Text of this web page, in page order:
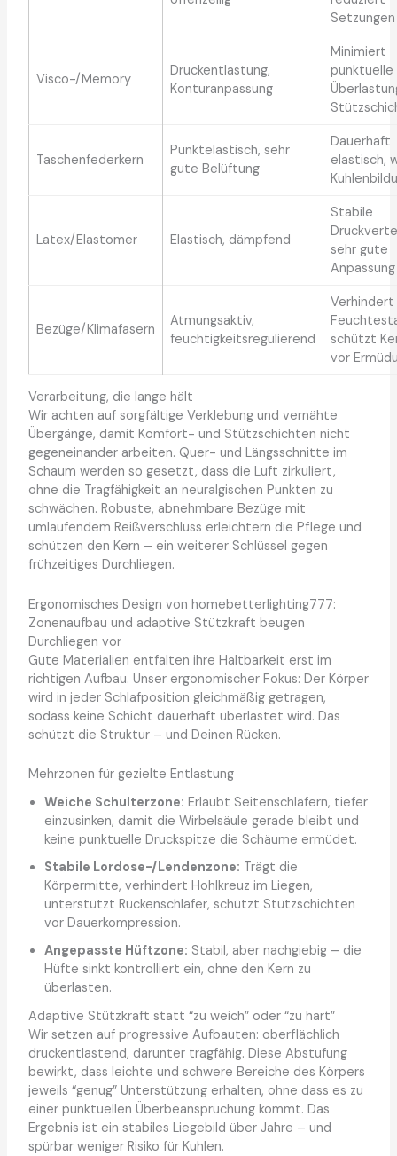
Setzungen
Visco-/Memory
Druckentlastung,
Konturanpassung
Minimiert
punktuelle
Taschenfederkern
Punktelastisch, sehr
gute Belüftung
Dauerhaft
elastisch,
Latex/Elastomer Elastisch, dämpfend
Stabile
sehr gute
Anpassung
Bezüge/Klimafasern
Atmungsaktiv,
feuchtigkeitsregulierend
Verhindert
schützt
vor
Verarbeitung, die lange hält
Wir achten auf sorgfältige Verklebung und vernähte
Übergänge, damit Komfort- und Stützschichten nicht
gegeneinander arbeiten. Quer- und Längsschnitte im
Schaum werden so gesetzt, dass die Luft zirkuliert,
ohne die Tragfähigkeit an neuralgischen Punkten zu
schwächen. Robuste, abnehmbare Bezüge mit
umlaufendem Reißverschluss erleichtern die Pflege und
schützen den Kern – ein weiterer Schlüssel gegen
frühzeitiges Durchliegen.
Ergonomisches Design von homebetterlighting777:
Zonenaufbau und adaptive Stützkraft beugen
Durchliegen vor
Gute Materialien entfalten ihre Haltbarkeit erst im
richtigen Aufbau. Unser ergonomischer Fokus: Der Körper
wird in jeder Schlafposition gleichmäßig getragen,
sodass keine Schicht dauerhaft überlastet wird. Das
schützt die Struktur – und Deinen Rücken.
Mehrzonen für gezielte Entlastung
Weiche Schulterzone: Erlaubt Seitenschläfern, tiefer
einzusinken, damit die Wirbelsäule gerade bleibt und
keine punktuelle Druckspitze die Schäume ermüdet.
Stabile Lordose-/Lendenzone: Trägt die
Körpermitte, verhindert Hohlkreuz im Liegen,
unterstützt Rückenschläfer, schützt Stützschichten
vor Dauerkompression.
Angepasste Hüftzone: Stabil, aber nachgiebig – die
Hüfte sinkt kontrolliert ein, ohne den Kern zu
überlasten.
Adaptive Stützkraft statt “zu weich” oder “zu hart”
Wir setzen auf progressive Aufbauten: oberflächlich
druckentlastend, darunter tragfähig. Diese Abstufung
bewirkt, dass leichte und schwere Bereiche des Körpers
jeweils “genug” Unterstützung erhalten, ohne dass es zu
einer punktuellen Überbeanspruchung kommt. Das
Ergebnis ist ein stabiles Liegebild über Jahre – und
spürbar weniger Risiko für Kuhlen.